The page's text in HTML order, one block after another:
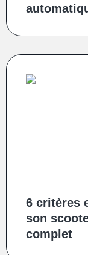
6 critères
son
complet